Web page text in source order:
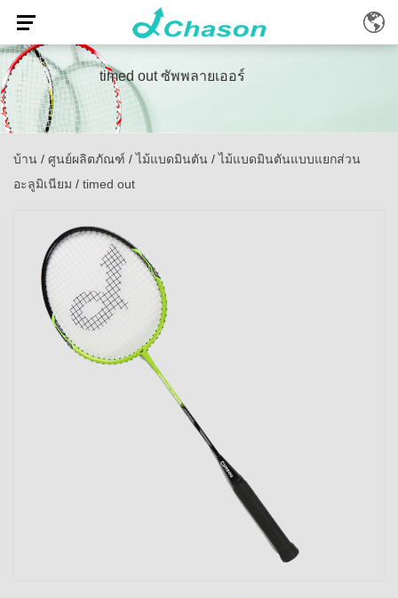
timed out ซัพพลายเออร์
บ้าน / ศูนย์ผลิตภัณฑ์ /ไม้แบดมินตัน /ไม้แบดมินตันแบบแยกส่วน
อะลูมิเนียม / timed out